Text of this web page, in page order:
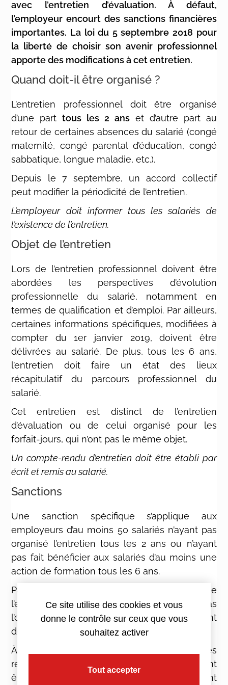
avec l’entretien d’évaluation. À défaut,
l’employeur encourt des sanctions financières
importantes. La loi du 5 septembre 2018 pour
la liberté de choisir son avenir professionnel
apporte des modifications à cet entretien.
Quand doit-il être organisé ?
L’entretien professionnel doit être organisé
d’une parttous les 2 anset d’autre part au
retour de certaines absences du salarié (congé
maternité, congé parental d’éducation, congé
sabbatique, longue maladie, etc.).
Depuis le 7 septembre, un accord collectif
peut modifier la périodicité de l’entretien.
L’employeur doit informer tous les salariés de
l’existence de l’entretien.
Objet de l’entretien
Lors de l’entretien professionnel doivent être
abordées les perspectives d’évolution
professionnelle du salarié, notamment en
termes de qualification et d’emploi. Par ailleurs,
certaines informations spécifiques, modifiées à
compter du 1er janvier 2019, doivent être
délivrées au salarié. De plus, tous les 6 ans,
l’entretien doit faire un état des lieux
récapitulatif du parcours professionnel du
salarié.
Cet entretien est distinct de l’entretien
d’évaluation ou de celui organisé pour les
forfait-jours, qui n’ont pas le même objet.
Un compte-rendu d’entretien doit être établi par
écrit et remis au salarié.
Sanctions
Une sanction spécifique s’applique aux
employeurs d’au moins 50 salariés n’ayant pas
organisé l’entretien tous les 2 ans ou n’ayant
pas fait bénéficier aux salariés d’au moins une
action de formation tous les 6 ans.
Par ailleurs, quel que soit l’effectif de
l’entreprise, l’employeur qui n’organise pas
l’entretien professionnel s’expose au versement
de dommages et intérêts au salarié.
À compter du 1er janvier 2019, certaines règles
relatives à l’entretien professionnel peuvent
être fixées par accord collectif (notamment
Ce site utilise des cookies et vous
donne le contrôle sur ceux que vous
souhaitez activer
Tout accepter